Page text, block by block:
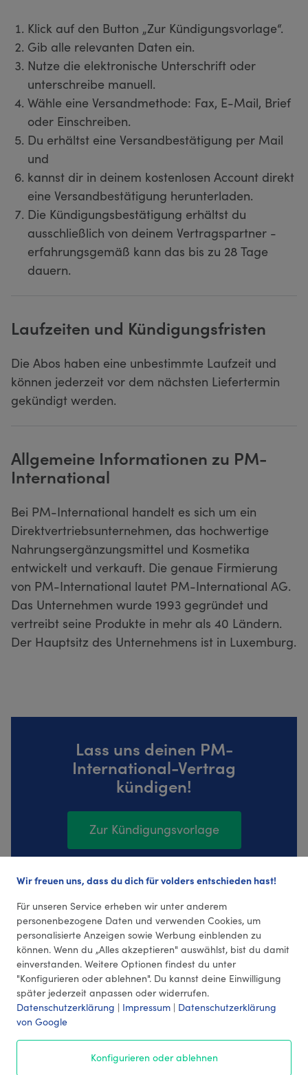
Klick auf den Button „Zur Kündigungsvorlage“.
Gib alle relevanten Daten ein.
Nutze die elektronische Unterschrift oder
unterschreibe manuell.
Wähle eine Versandmethode: Fax, E-Mail, Brief
oder Einschreiben.
Du erhältst eine Versandbestätigung per Mail
und
kannst dir in deinem kostenlosen Account direkt
eine Versandbestätigung herunterladen.
Die Kündigungsbestätigung erhältst du
ausschließlich von deinem Vertragspartner -
erfahrungsgemäß kann das bis zu 28 Tage
dauern.
Laufzeiten und Kündigungsfristen
Die Abos haben eine unbestimmte Laufzeit und
können jederzeit vor dem nächsten Liefertermin
gekündigt werden.
Allgemeine Informationen zu PM-
International
Bei PM-International handelt es sich um ein
Direktvertriebsunternehmen, das hochwertige
Nahrungsergänzungsmittel und Kosmetika
entwickelt und verkauft. Die genaue Firmierung
von PM-International lautet PM-International AG.
Das Unternehmen wurde 1993 gegründet und
vertreibt seine Produkte in mehr als 40 Ländern.
Der Hauptsitz des Unternehmens ist in Luxemburg.
Lass uns deinen PM-
International-Vertrag
kündigen!
Zur Kündigungsvorlage
214 Bewertungen (4,35 Durchschnitt)
Wir freuen uns, dass du dich für volders entschieden hast!
Für unseren Service erheben wir unter anderem
personenbezogene Daten und verwenden Cookies, um
personalisierte Anzeigen sowie Werbung einblenden zu
können. Wenn du „Alles akzeptieren" auswählst, bist du damit
einverstanden. Weitere Optionen findest du unter
"Konfigurieren oder ablehnen". Du kannst deine Einwilligung
später jederzeit anpassen oder widerrufen.
Datenschutzerklärung | Impressum | Datenschutzerklärung
von Google
Konfigurieren oder ablehnen